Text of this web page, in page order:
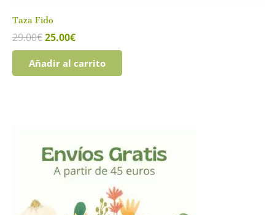
Taza Fido
29.00€ El
precio
original
era:
25.00€El
precio
actual
es:
Añadir al carrito